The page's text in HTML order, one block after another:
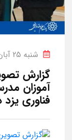
شنبه 25 آبان 1398
گزارش
آموزان
فناوری یزد